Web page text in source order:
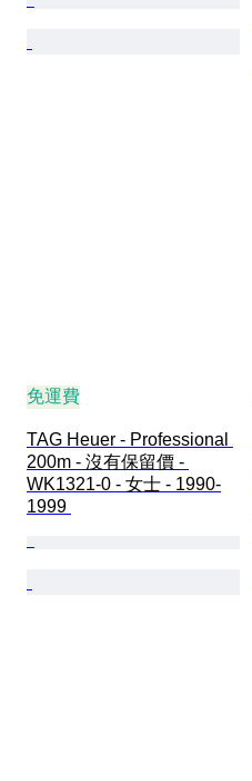
免運費
TAG Heuer - Professional
200m - 沒有保留價 -
WK1321-0 - 女士 - 1990-
1999